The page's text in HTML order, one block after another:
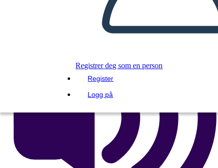
Registrer deg som en person
Register
Logg på
LES FOR MEG